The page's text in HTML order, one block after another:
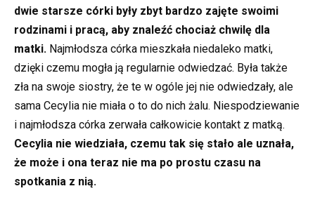
dwie starsze córki były zbyt bardzo zajęte swoimi
rodzinami i pracą, aby znaleźć chociaż chwilę dla
matki. Najmłodsza córka mieszkała niedaleko matki,
dzięki czemu mogła ją regularnie odwiedzać. Była także
zła na swoje siostry, że te w ogóle jej nie odwiedzały, ale
sama Cecylia nie miała o to do nich żalu. Niespodziewanie
i najmłodsza córka zerwała całkowicie kontakt z matką.
Cecylia nie wiedziała, czemu tak się stało ale uznała,
że może i ona teraz nie ma po prostu czasu na
spotkania z nią.